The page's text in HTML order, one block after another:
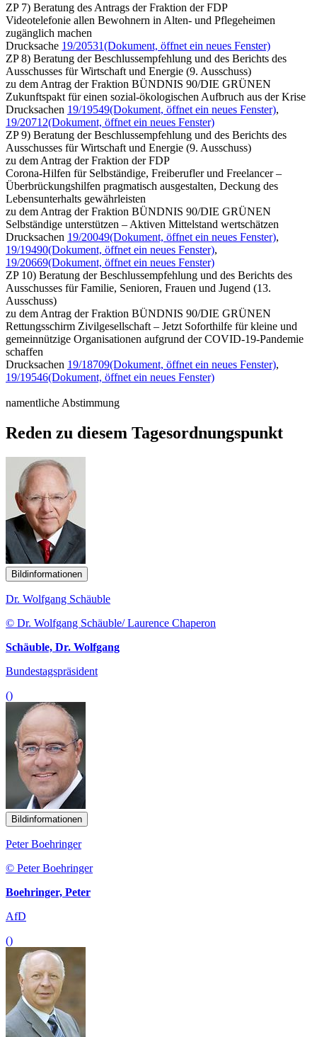
ZP 7) Beratung des Antrags der Fraktion der FDP
Videotelefonie allen Bewohnern in Alten- und Pflegeheimen
zugänglich machen
Drucksache 19/20531(Dokument, öffnet ein neues Fenster)
ZP 8) Beratung der Beschlussempfehlung und des Berichts des
Ausschusses für Wirtschaft und Energie (9. Ausschuss)
zu dem Antrag der Fraktion BÜNDNIS 90/DIE GRÜNEN
Zukunftspakt für einen sozial-ökologischen Aufbruch aus der Krise
Drucksachen 19/19549(Dokument, öffnet ein neues Fenster),
19/20712(Dokument, öffnet ein neues Fenster)
ZP 9) Beratung der Beschlussempfehlung und des Berichts des
Ausschusses für Wirtschaft und Energie (9. Ausschuss)
zu dem Antrag der Fraktion der FDP
Corona-Hilfen für Selbständige, Freiberufler und Freelancer –
Überbrückungshilfen pragmatisch ausgestalten, Deckung des
Lebensunterhalts gewährleisten
zu dem Antrag der Fraktion BÜNDNIS 90/DIE GRÜNEN
Selbständige unterstützen – Aktiven Mittelstand wertschätzen
Drucksachen 19/20049(Dokument, öffnet ein neues Fenster),
19/19490(Dokument, öffnet ein neues Fenster),
19/20669(Dokument, öffnet ein neues Fenster)
ZP 10) Beratung der Beschlussempfehlung und des Berichts des
Ausschusses für Familie, Senioren, Frauen und Jugend (13.
Ausschuss)
zu dem Antrag der Fraktion BÜNDNIS 90/DIE GRÜNEN
Rettungsschirm Zivilgesellschaft – Jetzt Soforthilfe für kleine und
gemeinnützige Organisationen aufgrund der COVID-19-Pandemie
schaffen
Drucksachen 19/18709(Dokument, öffnet ein neues Fenster),
19/19546(Dokument, öffnet ein neues Fenster)
namentliche Abstimmung
Reden zu diesem Tagesordnungspunkt
Bildinformationen
Dr. Wolfgang Schäuble
© Dr. Wolfgang Schäuble/ Laurence Chaperon
Schäuble, Dr. Wolfgang
Bundestagspräsident
()
Bildinformationen
Peter Boehringer
© Peter Boehringer
Boehringer, Peter
AfD
()